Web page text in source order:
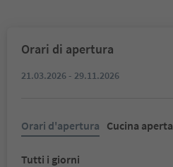
Orari di apertura
21.03.2026 - 29.11.2026
Orari d'apertura Cucina aperta
Tutti i giorni